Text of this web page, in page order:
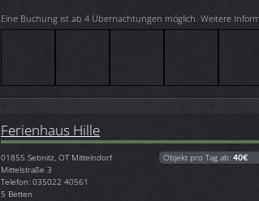
Eine Buchung ist ab 4 Übernachtungen möglich. Weitere
Ferienhaus Hille
01855 Sebnitz, OT Mittelndorf
Mittelstraße 3
Telefon: 035022 40561
5 Betten
Objekt pro Tag ab: 40€